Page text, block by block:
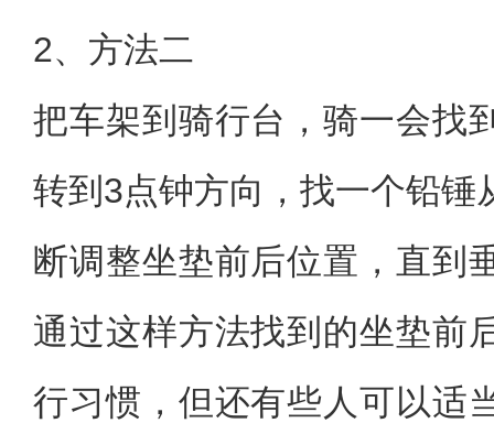
2、方法二
把车架到骑行台，骑一会找
转到3点钟方向，找一个铅锤
断调整坐垫前后位置，直到
通过这样方法找到的坐垫前
行习惯，但还有些人可以适